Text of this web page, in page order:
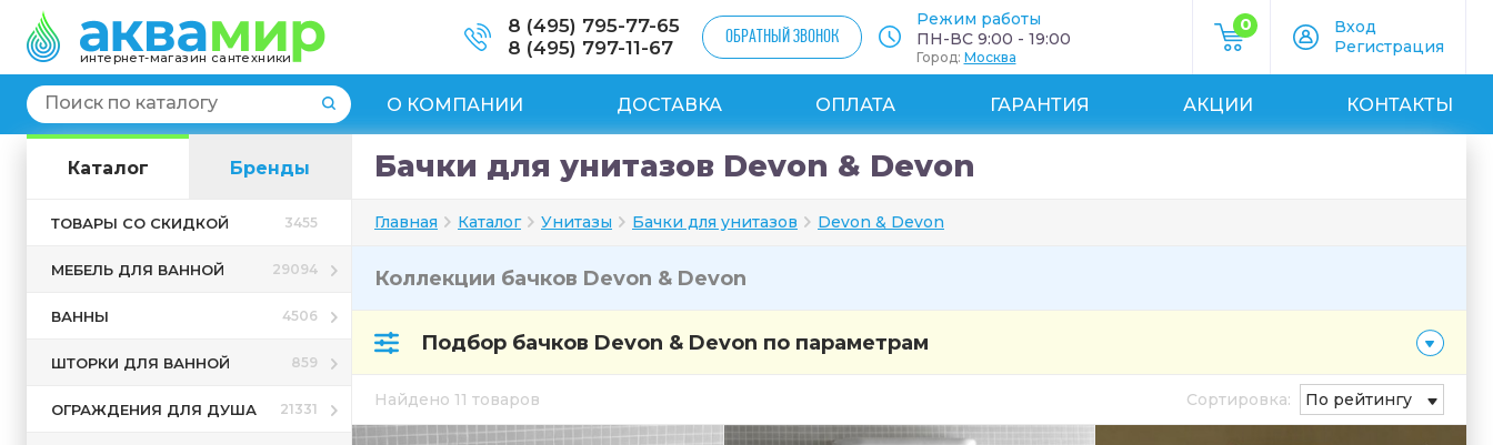
интернет-магазин сантехники
8 (495) 795-77-65
8 (495) 797-11-67
ОБРАТНЫЙ ЗВОНОК
Режим работы
ПН-ВС 9:00 - 19:00
Город: Москва
0
Вход
Регистрация
О КОМПАНИИ ДОСТАВКА ОПЛАТА ГАРАНТИЯ АКЦИИ КОНТАКТЫ
Каталог Бренды
ТОВАРЫ СО СКИДКОЙ 3455
МЕБЕЛЬ ДЛЯ ВАННОЙ 29094
ВАННЫ 4506
ШТОРКИ ДЛЯ ВАННОЙ 859
ОГРАЖДЕНИЯ ДЛЯ ДУША 21331
Бачки для унитазов Devon & Devon
Главная Каталог Унитазы Бачки для унитазов Devon & Devon
Коллекции бачков Devon & Devon
Подбор бачков Devon & Devon по параметрам
Найдено 11 товаров Сортировка: По рейтингу